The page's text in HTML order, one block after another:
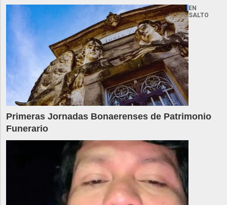
EN
SALTO
Primeras Jornadas Bonaerenses de Patrimonio
Funerario